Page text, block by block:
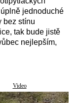
jednoduché
bez stínu
tak bude jistě
nejlepším,
Video